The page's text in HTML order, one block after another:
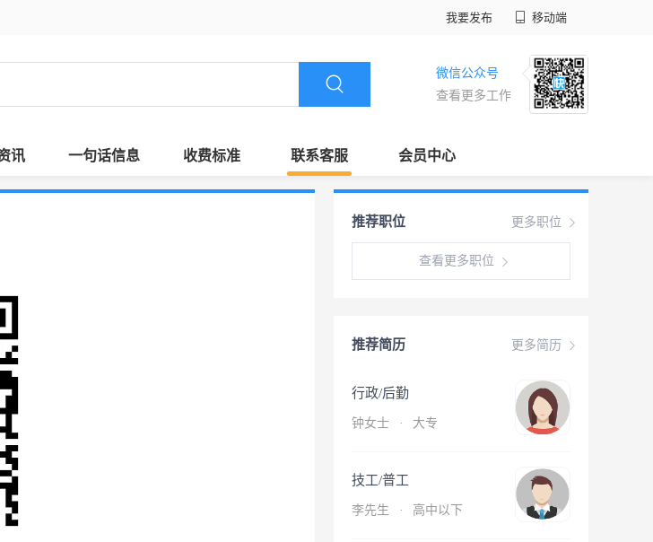
我要发布 移动端
微信公众号
查看更多工作
讯 一句话信息 收费标准 联系客服 会员中心
更多职位
推荐职位
查看更多职位
更多简历
推荐简历
行政/后勤
钟女士 · 大专
技工/普工
李先生 · 高中以下